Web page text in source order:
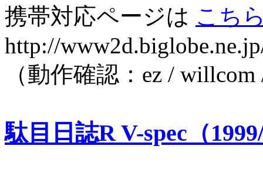
携帯対応ページは こち
http://
（動作確認：ez /
駄目日誌R V-spec（